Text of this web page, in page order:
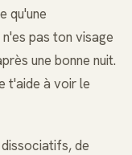
qu'une
pas ton visage
une bonne nuit.
t'aide à voir le
de